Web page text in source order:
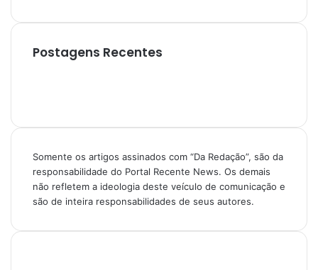
Postagens Recentes
Somente os artigos assinados com “Da Redação”, são da
responsabilidade do Portal Recente News. Os demais
não refletem a ideologia deste veículo de comunicação e
são de inteira responsabilidades de seus autores.